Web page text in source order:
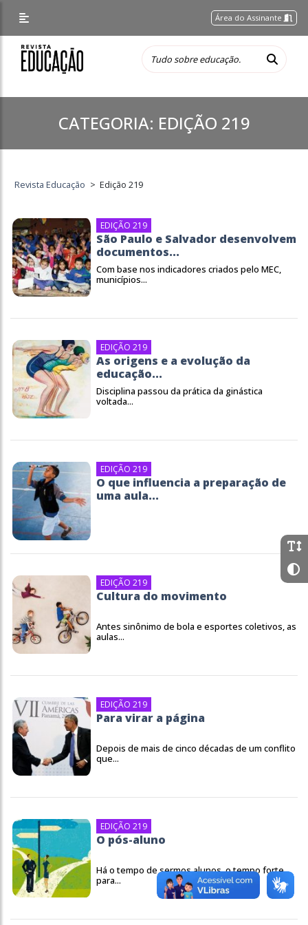
Área do Assinante
CATEGORIA: EDIÇÃO 219
Revista Educação > Edição 219
EDIÇÃO 219
São Paulo e Salvador desenvolvem
documentos...
Com base nos indicadores criados pelo MEC,
municípios...
EDIÇÃO 219
As origens e a evolução da
educação...
Disciplina passou da prática da ginástica
voltada...
EDIÇÃO 219
O que influencia a preparação de
uma aula...
EDIÇÃO 219
Cultura do movimento
Antes sinônimo de bola e esportes coletivos, as
aulas...
EDIÇÃO 219
Para virar a página
Depois de mais de cinco décadas de um conflito
que...
EDIÇÃO 219
O pós-aluno
Há o tempo de sermos alunos, o tempo forte
para...